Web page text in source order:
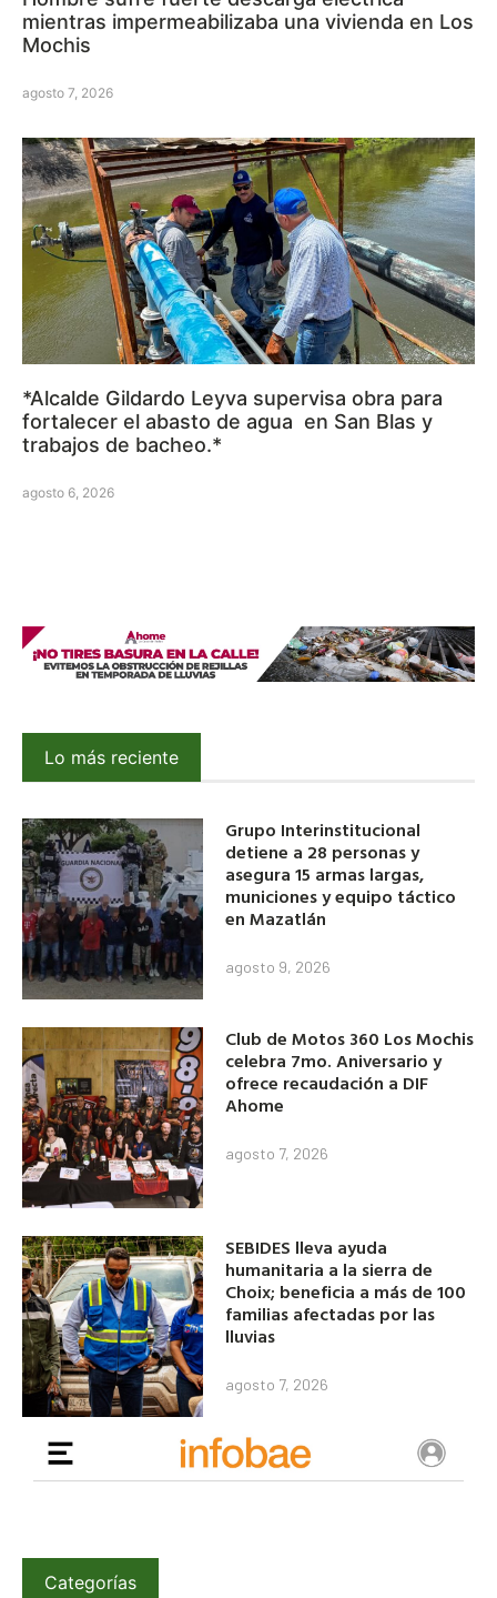
mientras impermeabilizaba una vivienda en Los
Mochis
agosto 7, 2026
*Alcalde Gildardo Leyva supervisa obra para
fortalecer el abasto de agua en San Blas y
trabajos de bacheo.*
agosto 6, 2026
Lo más reciente
Grupo Interinstitucional
detiene a 28 personas y
asegura 15 armas largas,
municiones y equipo táctico
en Mazatlán
agosto 9, 2026
Club de Motos 360 Los Mochis
celebra 7mo. Aniversario y
ofrece recaudación a DIF
Ahome
agosto 7, 2026
SEBIDES lleva ayuda
humanitaria a la sierra de
Choix; beneficia a más de 100
familias afectadas por las
lluvias
agosto 7, 2026
Categorías